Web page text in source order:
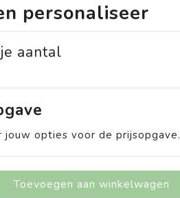
personaliseer
aantal
jouw opties voor de prijsopgave.
Toevoegen aan winkelwagen